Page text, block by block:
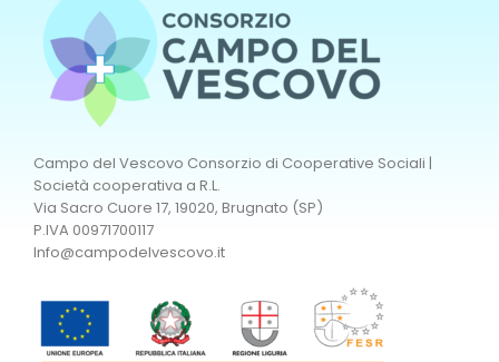
Campo del Vescovo Consorzio di Cooperative Sociali |
Società cooperativa a R.L.
Via Sacro Cuore 17, 19020, Brugnato (SP)
P.IVA 00971700117
Info@campodelvescovo.it